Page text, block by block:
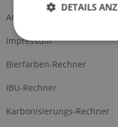
AGB
Impressum
Bierfarben-Rechner
IBU-Rechner
Karbonisierungs-Rechner
DETAILS